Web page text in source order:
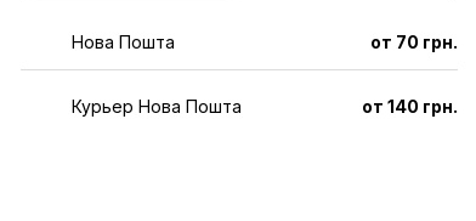
Нова Пошта от 70 грн.
Курьер Нова Пошта от 140 грн.